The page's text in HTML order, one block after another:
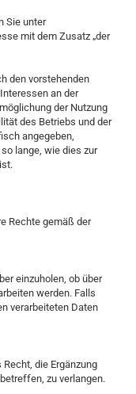
Sie unter
mit dem Zusatz „der
den vorstehenden
an der
der Nutzung
des Betriebs und der
angegeben,
lange, wie dies zur
Rechte gemäß der
einzuholen, ob über
werden. Falls
verarbeiteten Daten
die Ergänzung
zu verlangen.